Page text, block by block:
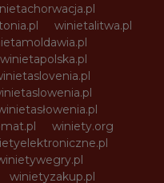
winietalitwa.pl
winietapolska.pl
winiety.org
winietyzakup.pl